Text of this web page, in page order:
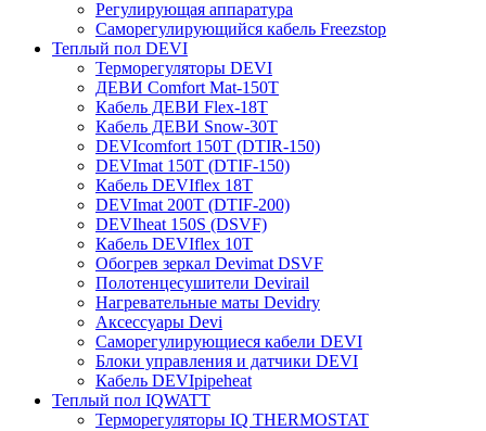
Регулирующая аппаратура
Cаморегулирующийся кабель Freezstop
Теплый пол DEVI
Терморегуляторы DEVI
ДЕВИ Comfort Mat-150T
Кабель ДЕВИ Flex-18T
Кабель ДЕВИ Snow-30T
DEVIcomfort 150T (DTIR-150)
DEVImat 150T (DTIF-150)
Кабель DEVIflex 18T
DEVImat 200T (DTIF-200)
DEVIheat 150S (DSVF)
Кабель DEVIflex 10T
Обогрев зеркал Devimat DSVF
Полотенцесушители Devirail
Нагревательные маты Devidry
Аксессуары Devi
Саморегулирующиеся кабели DEVI
Блоки управления и датчики DEVI
Кабель DEVIpipeheat
Теплый пол IQWATT
Терморегуляторы IQ THERMOSTAT